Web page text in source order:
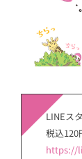
LINEス
税込120
https://